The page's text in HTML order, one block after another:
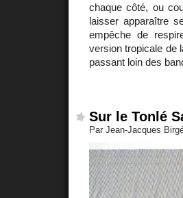
chaque côté, ou
laisser apparaître
empêche de
version tropicale de
passant loin des
Sur le Tonlé
Par Jean-Jacques